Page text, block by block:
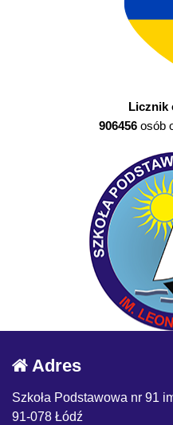
Licznik
906456osób
Adres
Szkoła Podstawowa nr 91
91-078 Łódź